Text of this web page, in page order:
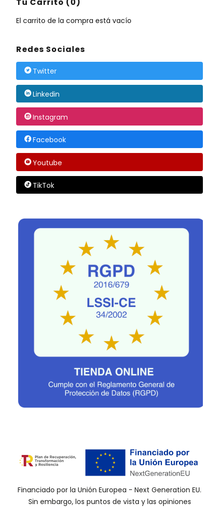
El carrito de la compra está vacío
Redes Sociales
Twitter
Linkedin
Instagram
Facebook
Youtube
TikTok
Financiado por la Unión Europea - Next Generation EU.
Sin embargo, los puntos de vista y las opiniones